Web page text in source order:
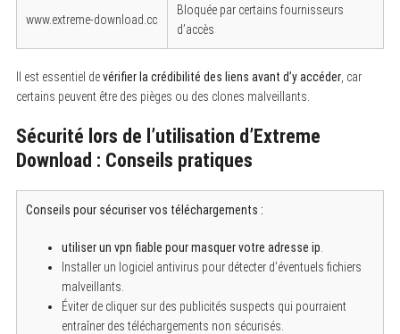
www.extreme-download.cc
Bloquée par certains fournisseurs
d’accès
Il est essentiel devérifier la crédibilité des liens avant d’y accéder, car
certains peuvent être des pièges ou des clones malveillants.
Sécurité lors de l’utilisation d’Extreme
Download : Conseils pratiques
Conseils pour sécuriser vos téléchargements :
utiliser un vpn fiable pour masquer votre adresse ip
Installer un logiciel antivirus pour détecter d’éventuels fichiers
malveillants.
Éviter de cliquer sur des publicités suspects qui pourraient
entraîner des téléchargements non sécurisés.